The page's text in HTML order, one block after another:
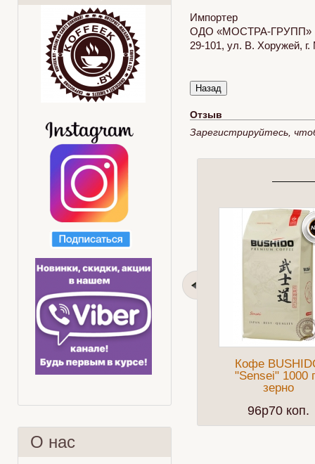
Суасеп Делаем правильно
О нас
Импортер
ОДО «МОСТРА-ГРУПП»
29-101, ул. В. Хоружей,
Отзыв
Зарегистрируйтесь,
Кофе
"Sensei" 1000
зерно
96p70 коп.